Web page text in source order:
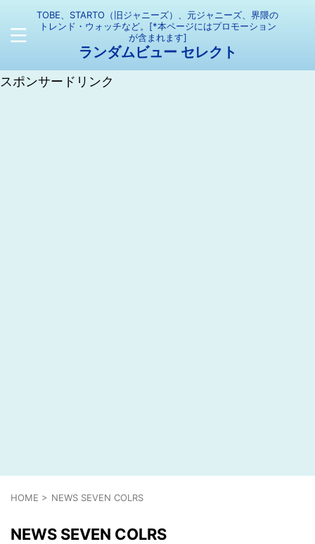
TOBE、STARTO（旧ジャニーズ）、元ジャニーズ、界隈の
トレンド・ウォッチなど。[*本ページにはプロモーション
が含まれます]
ランダムビュー セレクト
スポンサードリンク
HOME > NEWS SEVEN COLRS
NEWS SEVEN COLRS